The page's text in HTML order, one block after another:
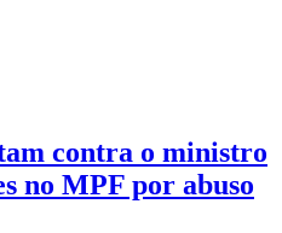
contra o ministro
no MPF por abuso